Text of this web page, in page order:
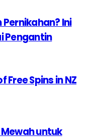
Ini
Pengantin
Spins in NZ
untuk